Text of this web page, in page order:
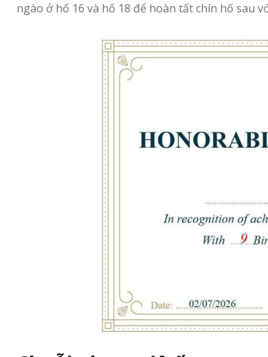
ngào ở hố 16 và hố 18 để hoàn tất chín hố sau